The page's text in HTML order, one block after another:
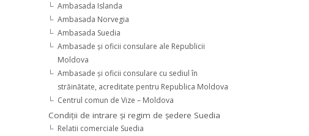
Ambasada Islanda
Ambasada Norvegia
Ambasada Suedia
Ambasade şi oficii consulare ale Republicii
Moldova
Ambasade şi oficii consulare cu sediul în
străinătate, acreditate pentru Republica Moldova
Centrul comun de Vize – Moldova
Condiţii de intrare şi regim de şedere Suedia
Relatii comerciale Suedia